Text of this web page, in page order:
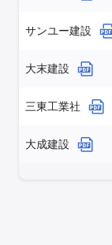
サンユー建設
大末建設
三東工業社
大成建設